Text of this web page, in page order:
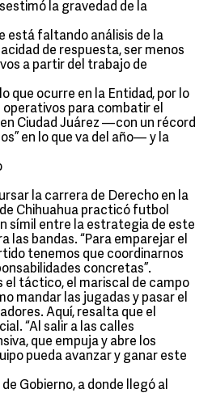
la gravedad de la
está faltando análisis de la
de respuesta, ser menos
a partir del trabajo de
que ocurre en la Entidad, por lo
para combatir el
Ciudad Juárez —con un récord
en lo que va del año— y la
la carrera de Derecho en la
Chihuahua practicó futbol
símil entre la estrategia de este
las bandas. “Para emparejar el
tenemos que coordinarnos
concretas”.
el táctico, el mariscal de campo
mandar las jugadas y pasar el
Aquí, resalta que el
“Al salir a las calles
que empuja y abre los
pueda avanzar y ganar este
Gobierno, a donde llegó al